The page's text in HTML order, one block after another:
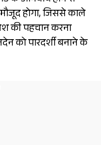
मौजूद होगा, जिससे काले
की पहचान करना
को पारदर्शी बनाने के